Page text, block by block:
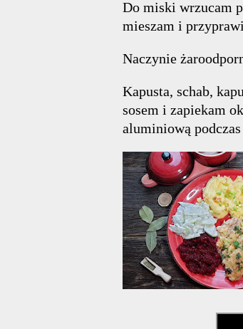
Do miski wrzucam
mieszam i
Naczynie
Kapusta, schab,
sosem i zapiekam
aluminiową